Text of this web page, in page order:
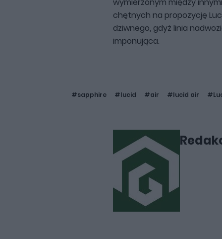
chętnych na propozycję
dziwnego, gdyż linia
imponująca.
#sapphire #lucid #air #lucid air